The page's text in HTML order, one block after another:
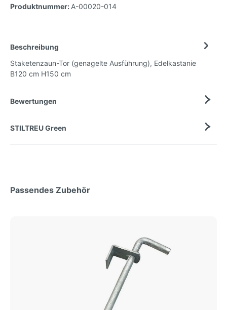
Produktnummer:A-00020-014
Beschreibung
Staketenzaun-Tor (genagelte Ausführung), Edelkastanie
B120 cm H150 cm
Bewertungen
STILTREU Green
Passendes Zubehör